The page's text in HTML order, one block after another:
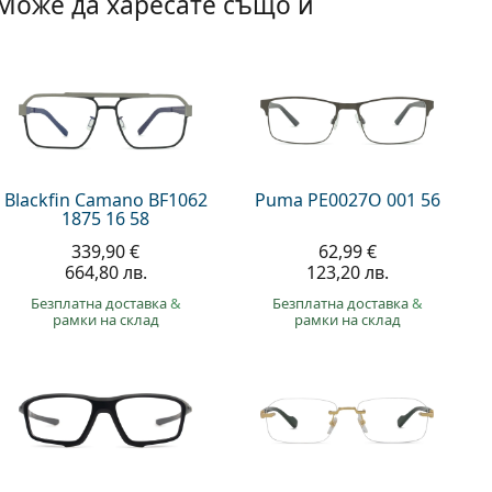
Blackfin Camano BF1062
1875 16 58
339,90 €
664,80 лв.
Безплатна доставка&
рамки на склад
Puma PE0027O 001 56
62,99 €
123,20 лв.
Безплатна доставка&
рамки на склад